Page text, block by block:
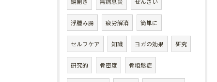
鏡開き 無病息災 ぜんざい
浮腫み腸 疲労解消 簡単に
セルフケア 知識 ヨガの効果 研究
研究的 骨密度 骨粗鬆症